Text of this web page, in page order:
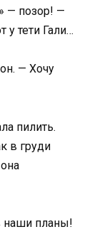
— позор! —
у тети Гали…
— Хочу
пилить.
в груди
наши планы!